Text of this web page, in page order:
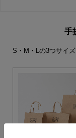
手
S・M・Lの3つサイ